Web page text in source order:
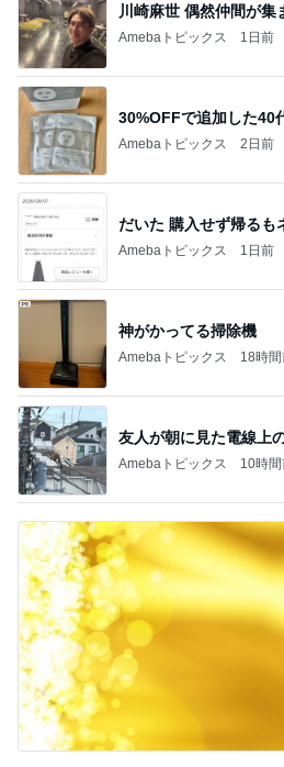
川崎麻世 偶然仲間が集
Amebaトピックス 1日前
30%OFFで追加した40
Amebaトピックス 2日前
だいた 購入せず帰るも
Amebaトピックス 1日前
神がかってる掃除機
Amebaトピックス 18時
友人が朝に見た電線上
Amebaトピックス 10時